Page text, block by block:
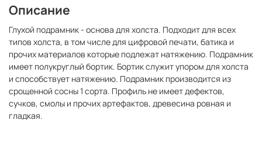
Описание
Глухой подрамник - основа для холста. Подходит для всех
типов холста, в том числе для цифровой печати, батика и
прочих материалов которые подлежат натяжению. Подрамник
имеет полукруглый бортик. Бортик служит упором для холста
и способствует натяжению. Подрамник производится из
срощенной сосны 1 сорта. Профиль не имеет дефектов,
сучков, смолы и прочих артефактов, древесина ровная и
гладкая.